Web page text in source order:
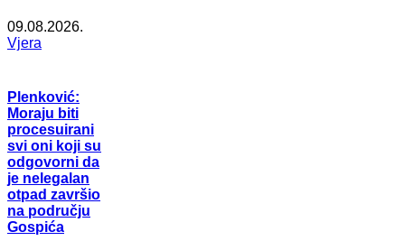
09.08.2026.
Vjera
Plenković:
Moraju biti
procesuirani
svi oni koji su
odgovorni da
je nelegalan
otpad završio
na području
Gospića